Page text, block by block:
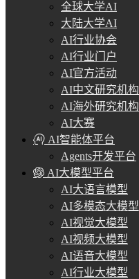
全球大学AI
大陆大学AI
AI行业协会
AI行业门户
AI官方活动
AI中文研究机构
AI海外研究机构
AI大赛
AI智能体平台
Agents开发平台
AI大模型平台
AI大语言模型
AI多模态大模型
AI视觉大模型
AI视频大模型
AI语音大模型
AI行业大模型